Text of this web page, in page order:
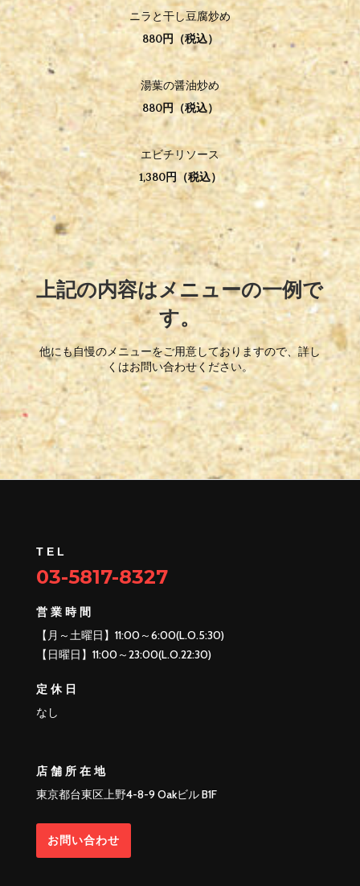
ニラと干し豆腐炒め
880円（税込）
湯葉の醤油炒め
880円（税込）
エビチリソース
1,380円（税込）
上記の内容はメニューの一例で
す。
他にも自慢のメニューをご用意しておりますので、詳し
くはお問い合わせください。
TEL
03-5817-8327
営業時間
【月～土曜日】11:00～6:00(L.O.5:30)
【日曜日】11:00～23:00(L.O.22:30)
定休日
なし
店舗所在地
東京都台東区上野4-8-9 Oakビル B1F
お問い合わせ